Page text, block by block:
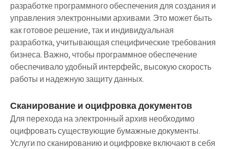
разработке программного обеспечения для создания и
управления электронными архивами. Это может быть
как готовое решение, так и индивидуальная
разработка, учитывающая специфические требования
бизнеса. Важно, чтобы программное обеспечение
обеспечивало удобный интерфейс, высокую скорость
работы и надежную защиту данных.
Сканирование и оцифровка документов
Для перехода на электронный архив необходимо
оцифровать существующие бумажные документы.
Услуги по сканированию и оцифровке включают в себя